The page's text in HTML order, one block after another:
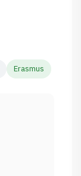
Erasmus